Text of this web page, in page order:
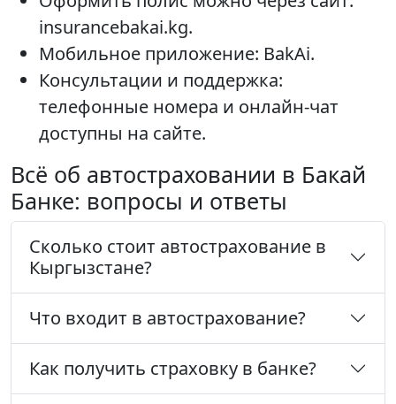
insurancebakai.kg.
Мобильное приложение: BakAi.
Консультации и поддержка:
телефонные номера и онлайн-чат
доступны на сайте.
Всё об автостраховании в Бакай
Банке: вопросы и ответы
Сколько стоит автострахование в
Кыргызстане?
Что входит в автострахование?
Как получить страховку в банке?